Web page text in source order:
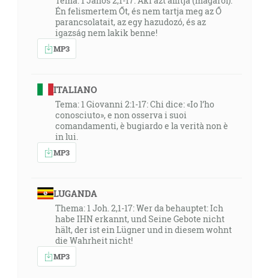
Én felismertem Őt, és nem tartja meg az Ő
parancsolatait, az egy hazudozó, és az
igazság nem lakik benne!
MP3
ITALIANO
Tema: 1 Giovanni 2:1-17: Chi dice: «Io l’ho
conosciuto», e non osserva i suoi
comandamenti, è bugiardo e la verità non è
in lui.
MP3
LUGANDA
Thema: 1 Joh. 2,1-17: Wer da behauptet: Ich
habe IHN erkannt, und Seine Gebote nicht
hält, der ist ein Lügner und in diesem wohnt
die Wahrheit nicht!
MP3